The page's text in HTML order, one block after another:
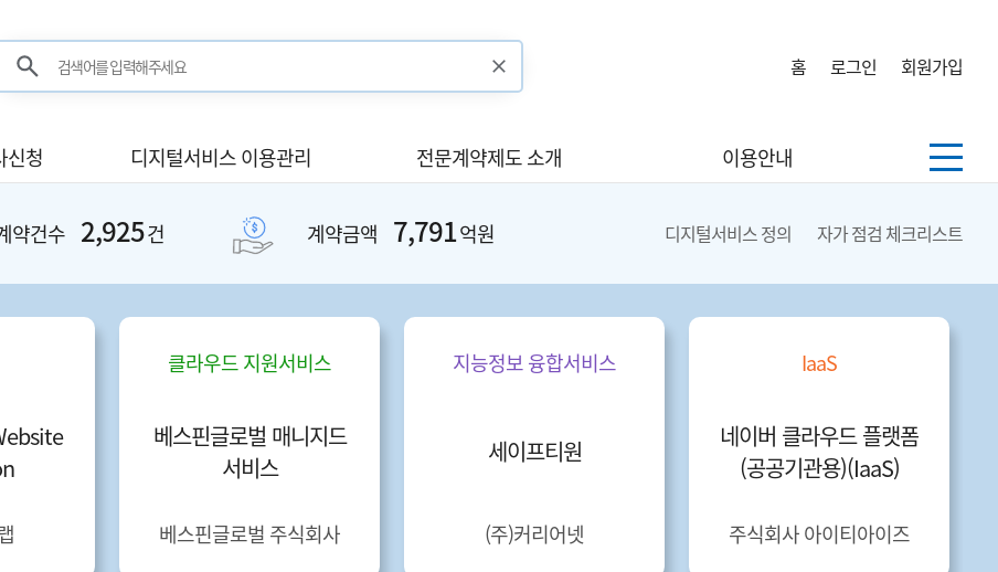
검색어를 입력해주세요 홈 로그인 회원가입
신청 디지털서비스 이용관리 전문계약제도 소개 이용안내
약건수 2,925건 계약금액 7,791억원 디지털서비스 정의 자가 점검 체크리스트
클라우드 지원서비스
베스핀글로벌 매니지드
서비스
베스핀글로벌 주식회사
지능정보 융합서비스
세이프티원
(주)커리어넷
IaaS
네이버 클라우드 플랫폼
(공공기관용)(IaaS)
주식회사 아이티아이즈